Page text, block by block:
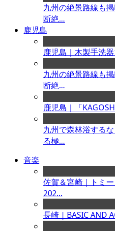
九州の絶景路線も
断絶...
鹿児島
鹿児島｜木製手洗
九州の絶景路線も
断絶...
鹿児島｜「
九州で森林浴する
る極...
音楽
佐賀＆宮崎｜トミ
202...
長崎｜BASIC AND